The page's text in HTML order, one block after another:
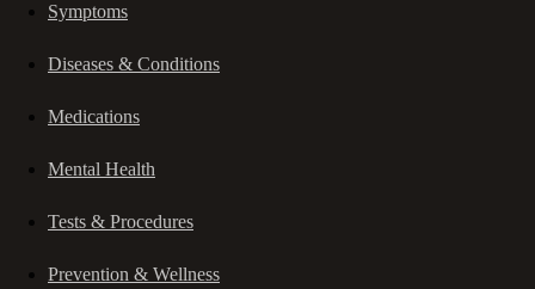
Symptoms
Diseases & Conditions
Medications
Mental Health
Tests & Procedures
Prevention & Wellness